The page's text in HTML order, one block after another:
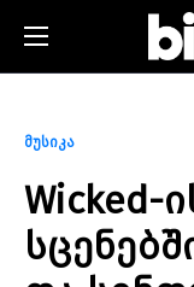
მუსიკა
Wicked-